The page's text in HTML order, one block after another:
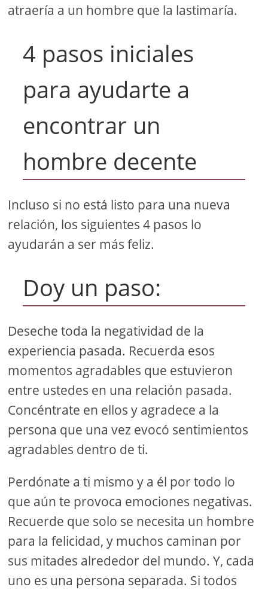
atraería a un hombre que la lastimaría.
4 pasos iniciales
para ayudarte a
encontrar un
hombre decente
Incluso si no está listo para una nueva
relación, los siguientes 4 pasos lo
ayudarán a ser más feliz.
Doy un paso:
Deseche toda la negatividad de la
experiencia pasada. Recuerda esos
momentos agradables que estuvieron
entre ustedes en una relación pasada.
Concéntrate en ellos y agradece a la
persona que una vez evocó sentimientos
agradables dentro de ti.
Perdónate a ti mismo y a él por todo lo
que aún te provoca emociones negativas.
Recuerde que solo se necesita un hombre
para la felicidad, y muchos caminan por
sus mitades alrededor del mundo. Y, cada
uno es una persona separada. Si todos